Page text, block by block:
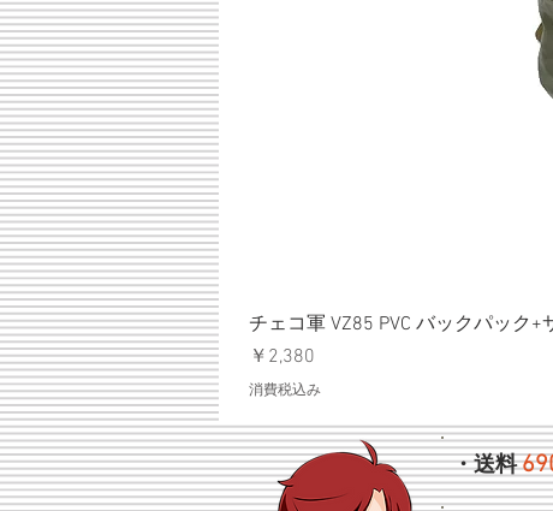
チェコ軍 VZ85 PVC バックパック
価格
￥2,380
消費税込み
・送料6